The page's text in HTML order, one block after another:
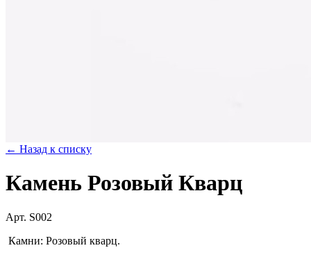
← Назад к списку
Камень Розовый Кварц
Арт. S002
Камни: Розовый кварц.